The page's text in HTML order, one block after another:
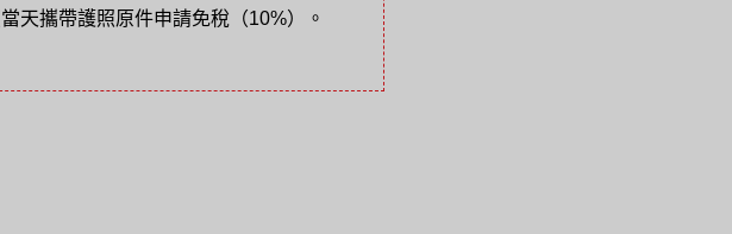
天攜帶護照原件申請免稅（10%）。